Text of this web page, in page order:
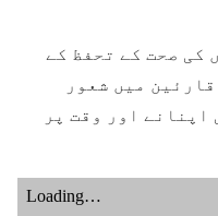
کی صحت کے تحفظ کے
میں شعور
اور وقت پر